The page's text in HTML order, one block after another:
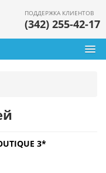
ПОДДЕРЖКА КЛИЕНТОВ
(342) 255-42-17
3*